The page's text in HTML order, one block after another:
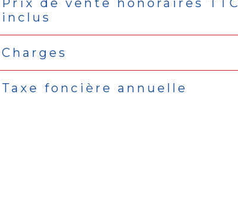
Caractéristiques Valeurs
Prix de vente honoraires TTC
inclus
Charges
Taxe foncière annuelle